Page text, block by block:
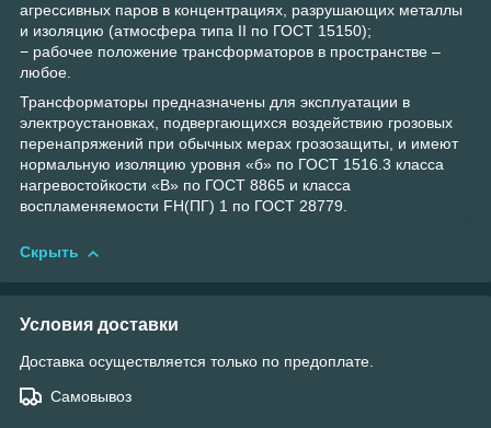
агрессивных паров в концентрациях, разрушающих металлы
и изоляцию (атмосфера типа II по ГОСТ 15150);
− рабочее положение трансформаторов в пространстве –
любое.
Трансформаторы предназначены для эксплуатации в
электроустановках, подвергающихся воздействию грозовых
перенапряжений при обычных мерах грозозащиты, и имеют
нормальную изоляцию уровня «б» по ГОСТ 1516.3 класса
нагревостойкости «В» по ГОСТ 8865 и класса
воспламеняемости FH(ПГ) 1 по ГОСТ 28779.
Скрыть
Условия доставки
Доставка осуществляется только по предоплате.
Самовывоз